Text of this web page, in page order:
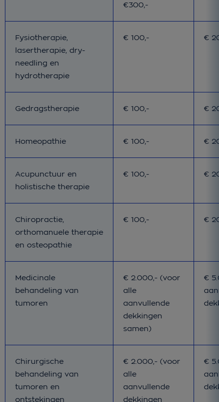
€300,-
Fysiotherapie,
lasertherapie, dry-
needling en
hydrotherapie
Bij pakket Basis
€ 100,- Bij
€
Gedragstherapie Bij pakket Basis
€ 100,- Bij
€
Homeopathie Bij pakket Basis
€ 100,- Bij
€
Acupunctuur en
holistische therapie
Bij pakket Basis
€ 100,- Bij
€
Chiropractie,
orthomanuele therapie
en osteopathie
Bij pakket Basis
€ 100,- Bij
€
Medicinale
behandeling van
tumoren
Bij pakket Basis
€ 2.000,- (voor
alle
aanvullende
dekkingen
samen)
Bij
€
Chirurgische
behandeling van
tumoren en
ontstekingen
Bij pakket Basis
€ 2.000,- (voor
alle
aanvullende
dekkingen
Bij
€